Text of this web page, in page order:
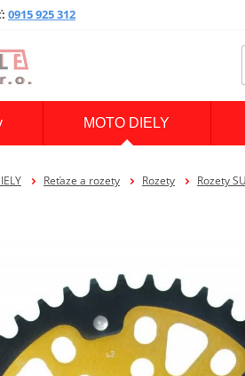
: 0915 925 312
MOTO DIELY
Reťaze a rozety Rozety Rozety